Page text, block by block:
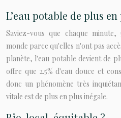
L’eau potable de plus
Saviez-vous que chaque
monde parce qu'elles n'ont pas
planète, l'eau potable devient de
offre que 2.5% d'eau douce et
donc un phénomène très
vitale est de plus en plus inégale.